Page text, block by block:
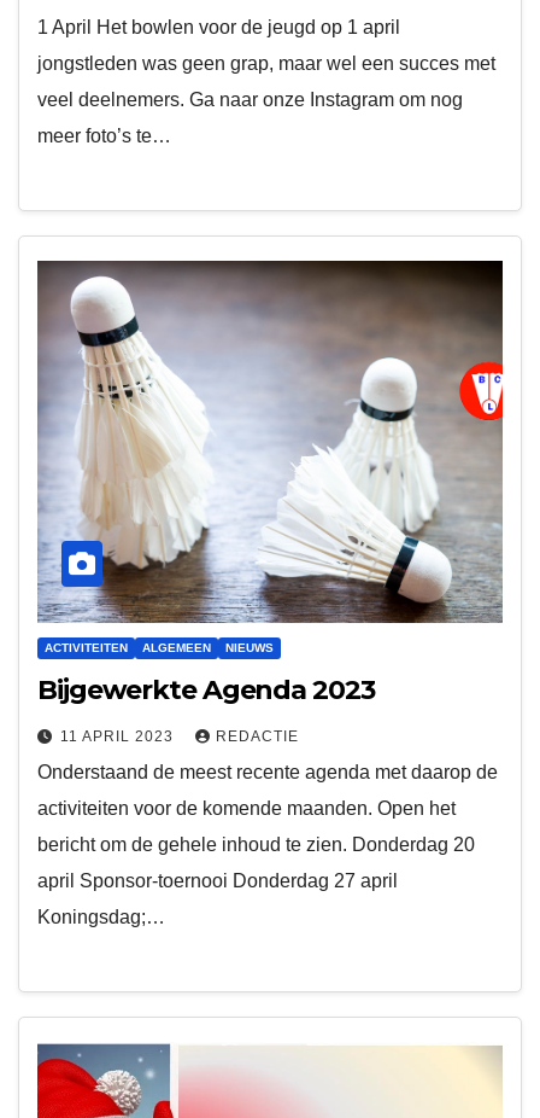
1 April Het bowlen voor de jeugd op 1 april
jongstleden was geen grap, maar wel een succes met
veel deelnemers. Ga naar onze Instagram om nog
meer foto’s te…
ACTIVITEITEN ALGEMEEN NIEUWS
Bijgewerkte Agenda 2023
11 APRIL 2023 REDACTIE
Onderstaand de meest recente agenda met daarop de
activiteiten voor de komende maanden. Open het
bericht om de gehele inhoud te zien. Donderdag 20
april Sponsor-toernooi Donderdag 27 april
Koningsdag;…